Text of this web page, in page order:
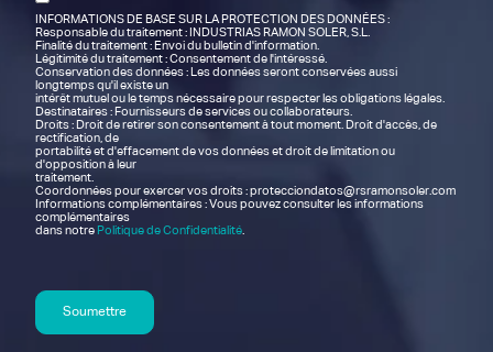
INFORMATIONS DE BASE SUR LA PROTECTION DES DONNÉES :
Responsable du traitement : INDUSTRIAS RAMON SOLER, S.L.
Finalité du traitement : Envoi du bulletin d'information.
Légitimité du traitement : Consentement de l'intéressé.
Conservation des données : Les données seront conservées aussi
longtemps qu'il existe un
intérêt mutuel ou le temps nécessaire pour respecter les obligations légales.
Destinataires : Fournisseurs de services ou collaborateurs.
Droits : Droit de retirer son consentement à tout moment. Droit d'accès, de
rectification, de
portabilité et d'effacement de vos données et droit de limitation ou
d'opposition à leur
traitement.
Coordonnées pour exercer vos droits : protecciondatos@rsramonsoler.com
Informations complémentaires : Vous pouvez consulter les informations
complémentaires
dans notre Politique de Confidentialité